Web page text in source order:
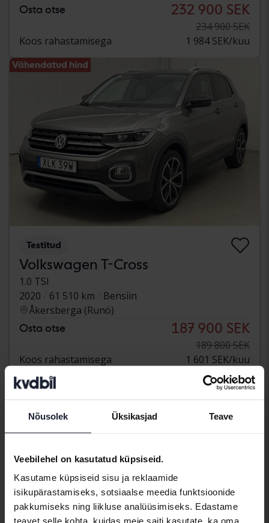
Nõusolek Üksikasjad Teave
Veebilehel on kasutatud küpsiseid.
Kasutame küpsiseid sisu ja reklaamide
isikupärastamiseks, sotsiaalse meedia funktsioonide
pakkumiseks ning liikluse analüüsimiseks. Edastame
teavet selle kohta, kuidas meie saiti kasutate, ka oma
Osta otse 232 900 SEK
234 900 SEK
Koos rahastamisega
1 984 SEK/kuu
Vähendatud hind
Testitud
Volkswagen T-Cross
1.0 TSI
2020
61 510 km
Bensiin
Åkersberga (Runö)
Osta otse 187 900 SEK
189 800 SEK
Koos rahastamisega
1 601 SEK/kuu
teisipäev 1 Pakkumine